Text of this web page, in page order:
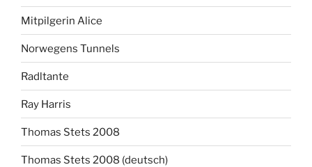
Mitpilgerin Alice
Norwegens Tunnels
Radltante
Ray Harris
Thomas Stets 2008
Thomas Stets 2008 (deutsch)